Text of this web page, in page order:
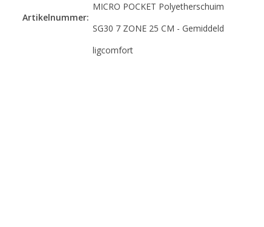
Artikelnummer:
MICRO POCKET Polyetherschuim
SG30 7 ZONE 25 CM - Gemiddeld
ligcomfort